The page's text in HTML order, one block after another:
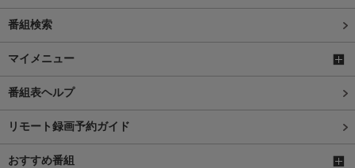
番組検索
マイメニュー
番組表ヘルプ
リモート録画予約ガイド
おすすめ番組